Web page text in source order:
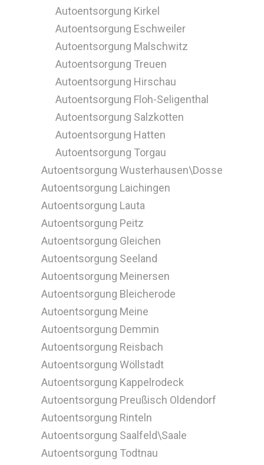
Autoentsorgung Kirkel
Autoentsorgung Eschweiler
Autoentsorgung Malschwitz
Autoentsorgung Treuen
Autoentsorgung Hirschau
Autoentsorgung Floh-Seligenthal
Autoentsorgung Salzkotten
Autoentsorgung Hatten
Autoentsorgung Torgau
Autoentsorgung Wusterhausen\Dosse
Autoentsorgung Laichingen
Autoentsorgung Lauta
Autoentsorgung Peitz
Autoentsorgung Gleichen
Autoentsorgung Seeland
Autoentsorgung Meinersen
Autoentsorgung Bleicherode
Autoentsorgung Meine
Autoentsorgung Demmin
Autoentsorgung Reisbach
Autoentsorgung Wöllstadt
Autoentsorgung Kappelrodeck
Autoentsorgung Preußisch Oldendorf
Autoentsorgung Rinteln
Autoentsorgung Saalfeld\Saale
Autoentsorgung Todtnau